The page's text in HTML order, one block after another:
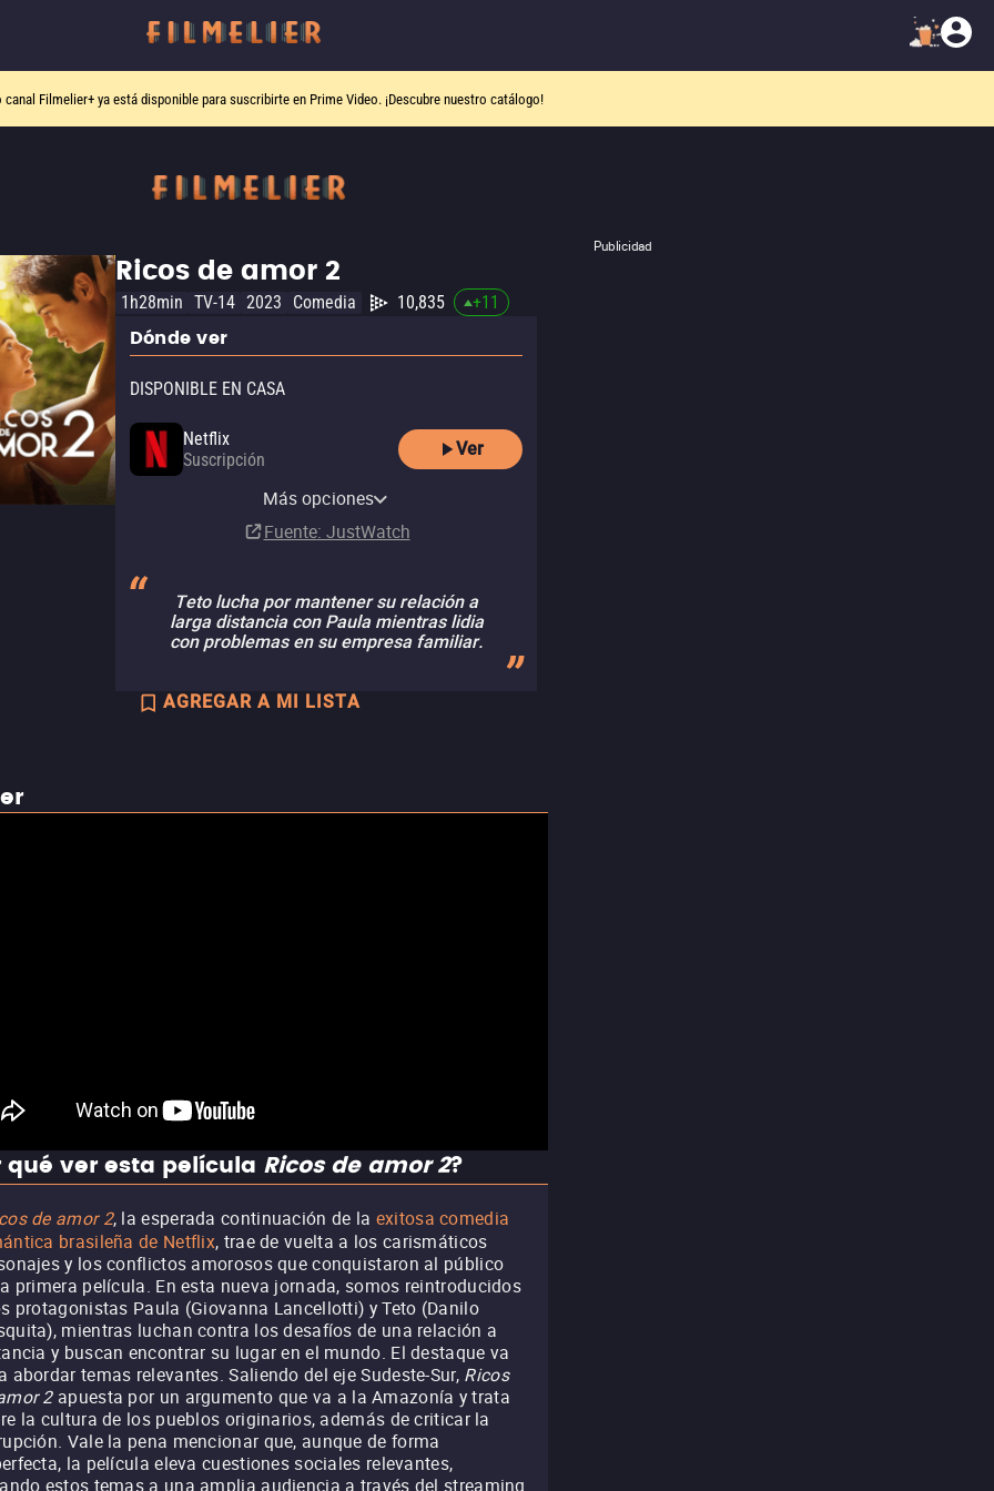
canal Filmelier+ya está disponible para suscribirte en Prime Video. ¡Descubre nuestro catálogo!
Publicidad
Ricos de amor 2
1h28min TV-14 2023 Comedia 10,835 +11
Dónde ver
DISPONIBLE EN CASA
Netflix
Suscripción
Ver
Netflix Standard with Ads
SuscripciónMás opciones
Fuente: JustWatch
Teto lucha por mantener su relación a
larga distancia con Paula mientras lidia
con problemas en su empresa familiar.
AGREGAR A MI LISTA
qué ver esta película Ricos de amor 2?
de amor 2, la esperada continuación de la exitosa comedia
brasileña de Netflix, trae de vuelta a los carismáticos
y los conflictos amorosos que conquistaron al público
primera película. En esta nueva jornada, somos reintroducidos
protagonistas Paula (Giovanna Lancellotti) y Teto (Danilo
mientras luchan contra los desafíos de una relación a
y buscan encontrar su lugar en el mundo. El destaque va
abordar temas relevantes. Saliendo del eje Sudeste-Sur, Ricos
2apuesta por un argumento que va a la Amazonía y trata
la cultura de los pueblos originarios, además de criticar la
Vale la pena mencionar que, aunque de forma
la película eleva cuestiones sociales relevantes,
estos temas a una amplia audiencia a través del streaming